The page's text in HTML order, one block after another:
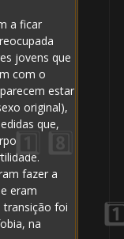
a ficar
jovens que
com o
estar
original),
que,
fazer a
eram
transição foi
na